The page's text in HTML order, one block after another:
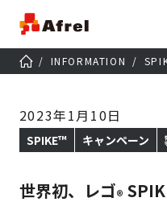
INFORMATION
2023年1月10日
SPIKE™ キャンペーン
世界初、レゴ®